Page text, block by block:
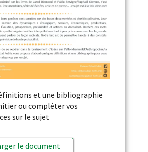
et une bibliographie
ou compléter vos
sur le sujet
le document